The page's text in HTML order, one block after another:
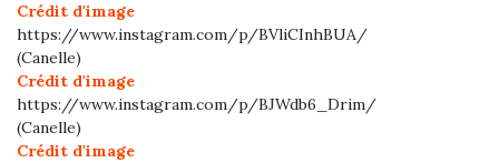
Crédit d'image
https://www.instagram.com/p/BVliCInhBUA/
(Canelle)
Crédit d'image
https://www.instagram.com/p/BJWdb6_Drim/
(Canelle)
Crédit d'image